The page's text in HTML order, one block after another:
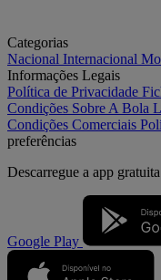
Categorias
Nacional Internacional
Informações Legais
Política de Privacidade
Condições Sobre A Bola
Condições Comerciais
preferências
Descarregue a app gratuita
Google Play